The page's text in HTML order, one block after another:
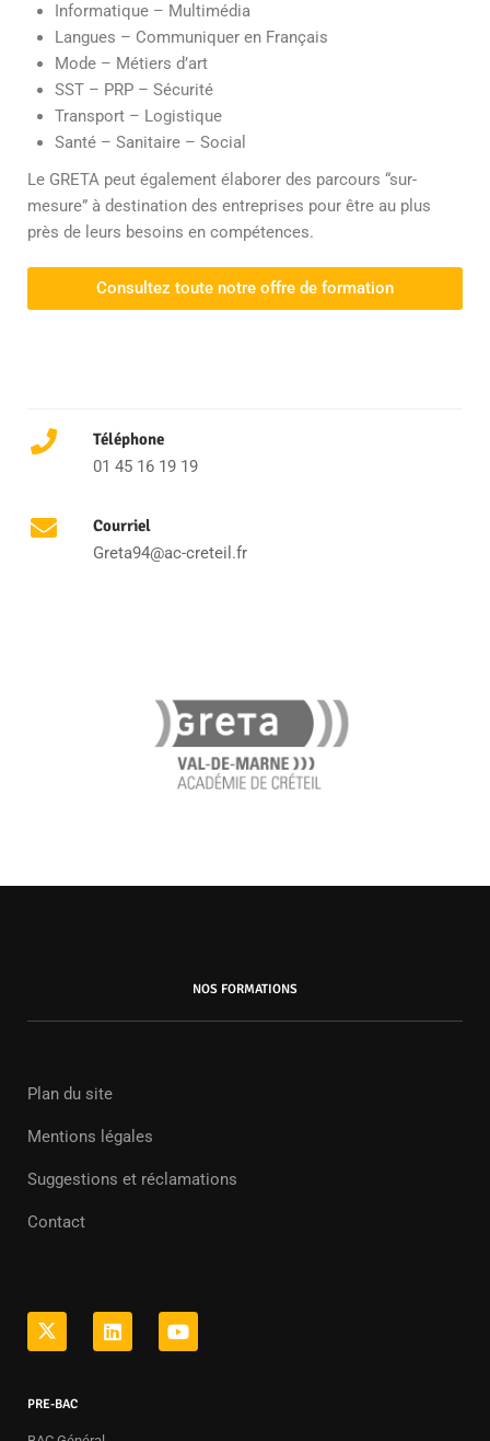
Informatique – Multimédia
Langues – Communiquer en Français
Mode – Métiers d’art
SST – PRP – Sécurité
Transport – Logistique
Santé – Sanitaire – Social
Le GRETA peut également élaborer des parcours “sur-
mesure” à destination des entreprises pour être au plus
près de leurs besoins en compétences.
Consultez toute notre offre de formation
Téléphone
01 45 16 19 19
Courriel
Greta94@ac-creteil.fr
NOS FORMATIONS
Plan du site
Mentions légales
Suggestions et réclamations
Contact
PRE-BAC